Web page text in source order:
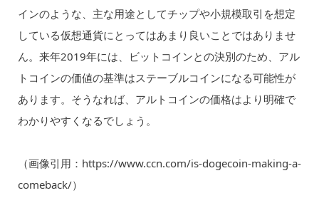
インのような、主な用途としてチップや小規模取引を想定
している仮想通貨にとってはあまり良いことではありませ
ん。来年2019年には、ビットコインとの決別のため、アル
トコインの価値の基準はステーブルコインになる可能性が
あります。そうなれば、アルトコインの価格はより明確で
わかりやすくなるでしょう。
（画像引用：https://www.ccn.com/is-dogecoin-making-a-
comeback/）